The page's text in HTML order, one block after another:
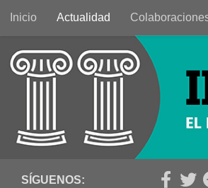
Saltar al contenido
Inicio Actualidad
SÍGUENOS: